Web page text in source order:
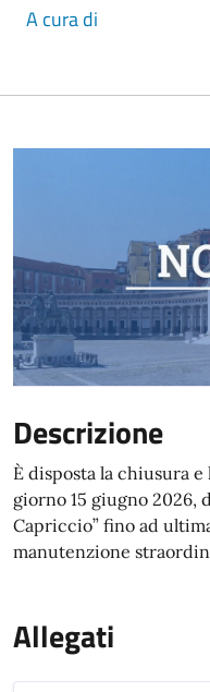
A cura di
Descrizione
È disposta la chiusura
giorno 15 giugno 2026,
Capriccio” fino ad
manutenzione
Allegati